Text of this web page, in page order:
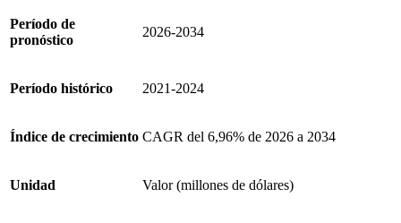
Período de
pronóstico
2026-2034
Período histórico 2021-2024
Índice de crecimiento CAGR del 6,96% de 2026 a 2034
Unidad Valor (millones de dólares)